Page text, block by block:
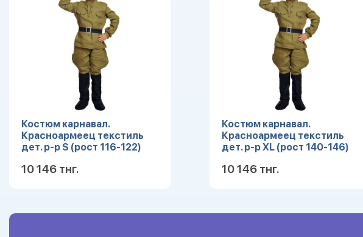
Костюм карнавал.
Красноармеец текстиль
дет. р-р S (рост 116-122)
10 146 тнг.
Костюм карнавал.
Красноармеец текстиль
дет. р-р XL (рост 140-146)
10 146 тнг.